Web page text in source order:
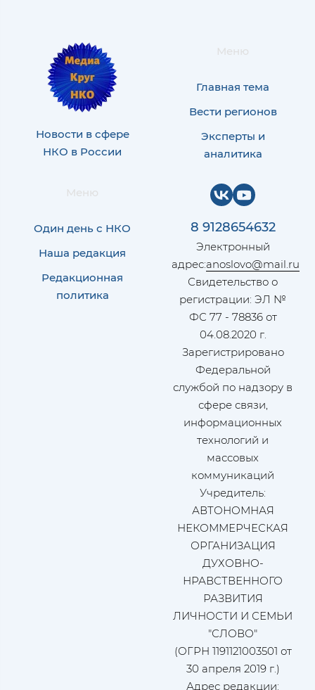
Новости в сфере
НКО в России
Меню
Главная тема
Вести регионов
Эксперты и
аналитика
Меню
Один день с НКО
Наша редакция
Редакционная
политика
8 9128654632
Электронный
адрес:anoslovo@mail.ru
Свидетельство о
регистрации: ЭЛ №
ФС 77 - 78836 от
04.08.2020 г.
Зарегистрировано
Федеральной
службой по надзору в
сфере связи,
информационных
технологий и
массовых
коммуникаций
Учредитель:
АВТОНОМНАЯ
НЕКОММЕРЧЕСКАЯ
ОРГАНИЗАЦИЯ
ДУХОВНО-
НРАВСТВЕННОГО
РАЗВИТИЯ
ЛИЧНОСТИ И СЕМЬИ
"СЛОВО"
(ОГРН 1191121003501 от
30 апреля 2019 г.)
Адрес редакции: